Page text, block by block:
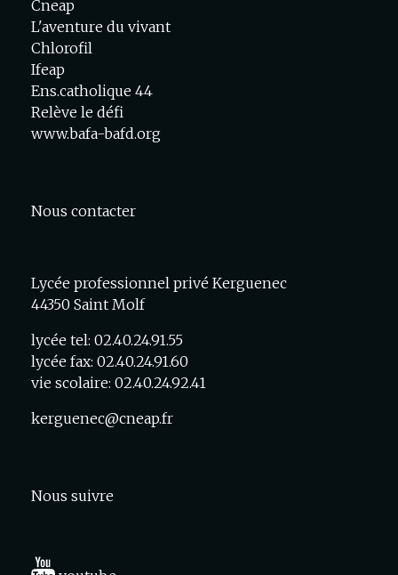
Cneap
L'aventure du vivant
Chlorofil
Ifeap
Ens.catholique 44
Relève le défi
www.bafa-bafd.org
Nous contacter
Lycée professionnel privé Kerguenec
44350 Saint Molf
lycée tel: 02.40.24.91.55
lycée fax: 02.40.24.91.60
vie scolaire: 02.40.24.92.41
kerguenec@cneap.fr
Nous suivre